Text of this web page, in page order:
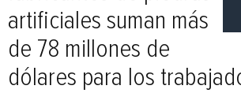
artificiales suman más
de 78 millones de
dólares para los